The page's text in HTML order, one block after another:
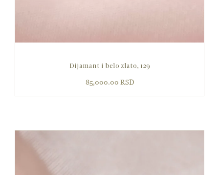
Dijamant i belo zlato, 129
85,000.00 RSD